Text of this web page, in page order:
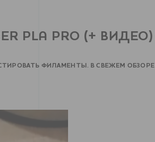
PLA PRO (+ ВИДЕО)
ФИЛАМЕНТЫ. В СВЕЖЕМ ОБЗОРЕ